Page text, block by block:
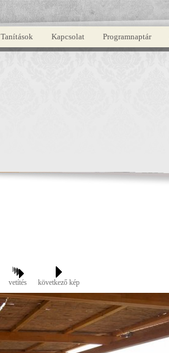
Tanítások Kapcsolat Programnaptár
vetítés következő kép